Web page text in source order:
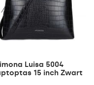
Luisa 5004
15 inch Zwart